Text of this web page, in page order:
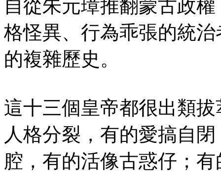
自從朱元璋推翻蒙古政
格怪異、行為乖張的統
的複雜歷史。
這十三個皇帝都很出類
人格分裂，有的愛搞自
腔，有的活像古惑仔；